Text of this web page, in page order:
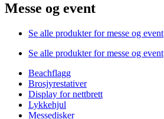
Messe og event
Se alle produkter for messe og event
Se alle produkter for messe og event
Beachflagg
Brosjyrestativer
Display for nettbrett
Lykkehjul
Messedisker